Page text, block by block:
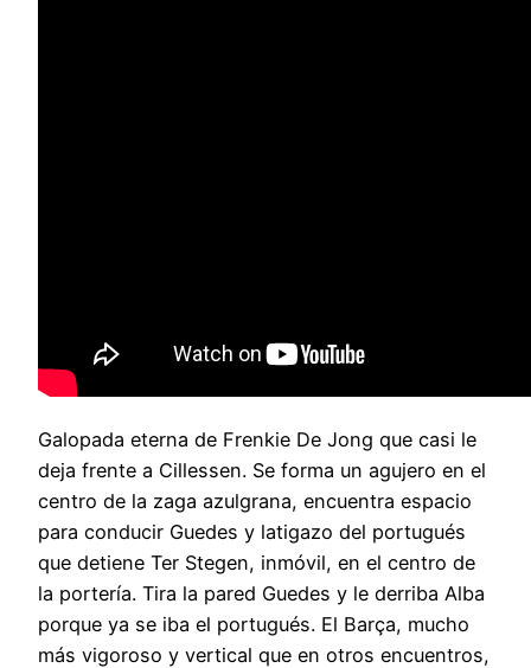
Galopada eterna de Frenkie De Jong que casi le
deja frente a Cillessen. Se forma un agujero en el
centro de la zaga azulgrana, encuentra espacio
para conducir Guedes y latigazo del portugués
que detiene Ter Stegen, inmóvil, en el centro de
la portería. Tira la pared Guedes y le derriba Alba
porque ya se iba el portugués. El Barça, mucho
más vigoroso y vertical que en otros encuentros,